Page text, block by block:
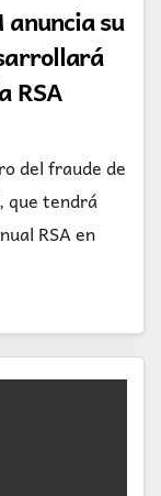
anuncia su
RSA
del fraude de
que tendrá
RSA en